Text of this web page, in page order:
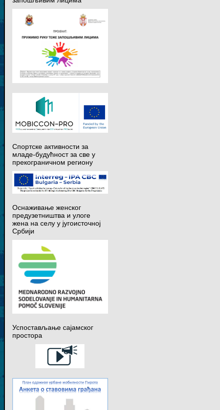
Спортске активности за
младе-будућност за све у
прекограничном региону
Оснаживање женског
предузетништва и улоге
жена на селу у југоисточној
Србији
Успостављање сајамског
простора